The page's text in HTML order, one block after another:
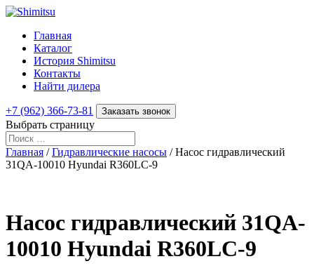
Главная
Каталог
История Shimitsu
Контакты
Найти дилера
+7 (962) 366-73-81 Заказать звонок
Выбрать страницу
Главная /Гидравлические насосы / Насос гидравлический
31QA-10010 Hyundai R360LC-9
Насос гидравлический 31QA-
10010 Hyundai R360LC-9